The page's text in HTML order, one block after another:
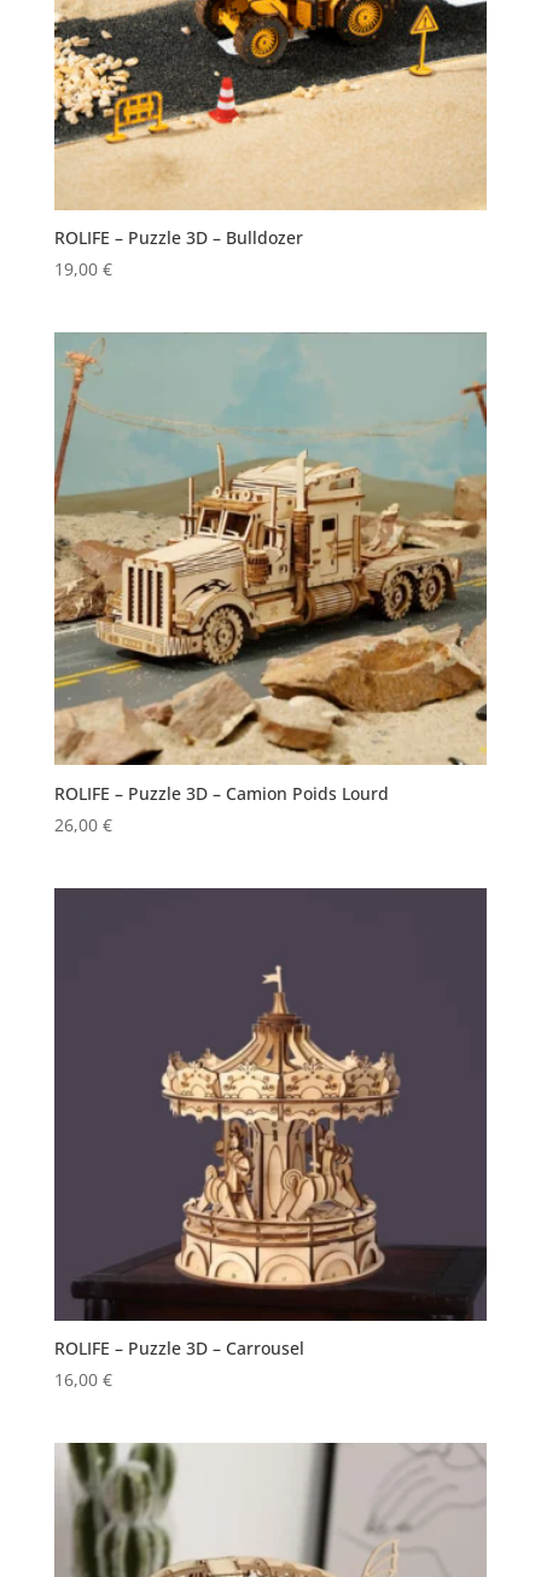
ROLIFE – Puzzle 3D – Bulldozer
19,00 €
ROLIFE – Puzzle 3D – Camion Poids Lourd
26,00 €
ROLIFE – Puzzle 3D – Carrousel
16,00 €